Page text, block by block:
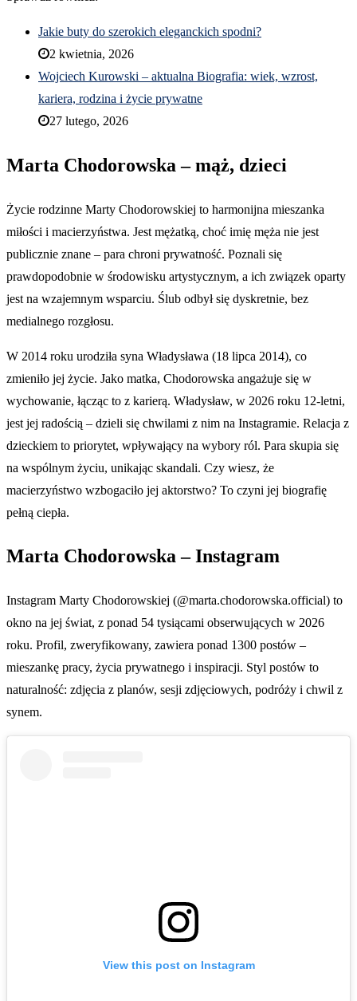
Jakie buty do szerokich eleganckich spodni?
2 kwietnia, 2026
Wojciech Kurowski – aktualna Biografia: wiek, wzrost,
kariera, rodzina i życie prywatne
27 lutego, 2026
Marta Chodorowska – mąż, dzieci
Życie rodzinne Marty Chodorowskiej to harmonijna mieszanka
miłości i macierzyństwa. Jest mężatką, choć imię męża nie jest
publicznie znane – para chroni prywatność. Poznali się
prawdopodobnie w środowisku artystycznym, a ich związek oparty
jest na wzajemnym wsparciu. Ślub odbył się dyskretnie, bez
medialnego rozgłosu.
W 2014 roku urodziła syna Władysława (18 lipca 2014), co
zmieniło jej życie. Jako matka, Chodorowska angażuje się w
wychowanie, łącząc to z karierą. Władysław, w 2026 roku 12-letni,
jest jej radością – dzieli się chwilami z nim na Instagramie. Relacja z
dzieckiem to priorytet, wpływający na wybory ról. Para skupia się
na wspólnym życiu, unikając skandali. Czy wiesz, że
macierzyństwo wzbogaciło jej aktorstwo? To czyni jej biografię
pełną ciepła.
Marta Chodorowska – Instagram
Instagram Marty Chodorowskiej (@marta.chodorowska.official) to
okno na jej świat, z ponad 54 tysiącami obserwujących w 2026
roku. Profil, zweryfikowany, zawiera ponad 1300 postów –
mieszankę pracy, życia prywatnego i inspiracji. Styl postów to
naturalność: zdjęcia z planów, sesji zdjęciowych, podróży i chwil z
synem.
View this post on Instagram